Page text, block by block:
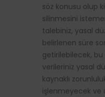
söz konusu olup
silinmesini
talebiniz, yasal
belirlenen süre
getirilebilecek,
verileriniz yasal
kaynaklı
işlenmeyecek ve